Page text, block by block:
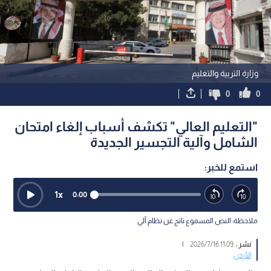
وزارة التربية والتعليم
0
0
"التعليم العالي" تكشف أسباب إلغاء امتحان
الشامل وآلية التجسير الجديدة
استمع للخبر:
0:00
1x
ملاحظة: النص المسموع ناتج عن نظام آلي
نشر :11:09 2026/7/16
|
الأردن